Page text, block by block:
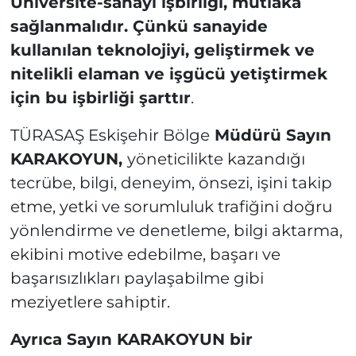
sağlanmalıdır. Çünkü sanayide
kullanılan teknolojiyi, geliştirmek ve
nitelikli elaman ve işgücü yetiştirmek
için bu işbirliği şarttır.
TÜRASAŞ Eskişehir Bölge Müdürü Sayın
KARAKOYUN, yöneticilikte kazandığı
tecrübe, bilgi, deneyim, önsezi, işini takip
etme, yetki ve sorumluluk trafiğini doğru
yönlendirme ve denetleme, bilgi aktarma,
ekibini motive edebilme, başarı ve
başarısızlıkları paylaşabilme gibi
meziyetlere sahiptir.
Ayrıca Sayın KARAKOYUN bir